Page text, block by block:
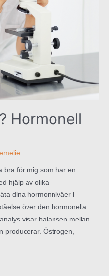
Hormonell
emelie
bra för mig som har en
hjälp av olika
dina hormonnivåer i
över den hormonella
visar balansen mellan
producerar. Östrogen,